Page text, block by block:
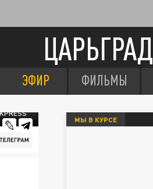
ЦАРЬГРАД
ЭФИР ФИЛЬМЫ
МЫ В КУРСЕ